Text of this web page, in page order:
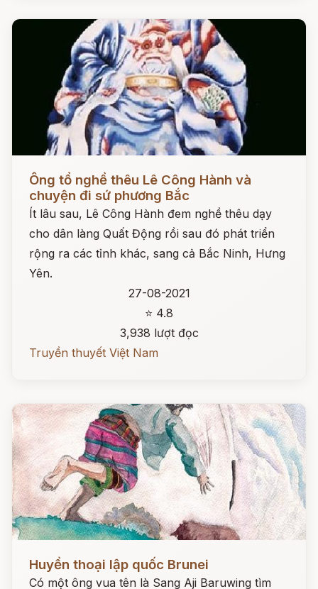
Đọc ngay
Ông tổ nghề thêu Lê Công Hành và
chuyện đi sứ phương Bắc
Ít lâu sau, Lê Công Hành đem nghề thêu dạy
cho dân làng Quất Động rồi sau đó phát triển
rộng ra các tỉnh khác, sang cả Bắc Ninh, Hưng
Yên.
27-08-2021
⭐ 4.8
3,938 lượt đọc
Truyền thuyết Việt Nam
Đọc ngay
Huyền thoại lập quốc Brunei
Có một ông vua tên là Sang Aji Baruwing tìm